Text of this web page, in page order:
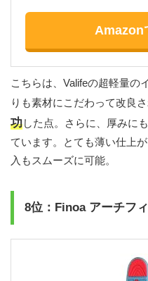
Amazon
こちらは、Valifeの超軽量の
りも素材にこだわって改良さ
功した点。さらに、厚みに
ています。とても薄い仕上
入もスムーズに可能。
8位：Finoa アーチフ